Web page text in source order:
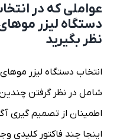
عواملی که در
دستگاه لیزر موهای
نظر بگیرید
انتخاب دستگاه لیزر
شامل در نظر گرفتن
اطمینان از تصمیم گیری
اینجا چند فاکتور کلیدی